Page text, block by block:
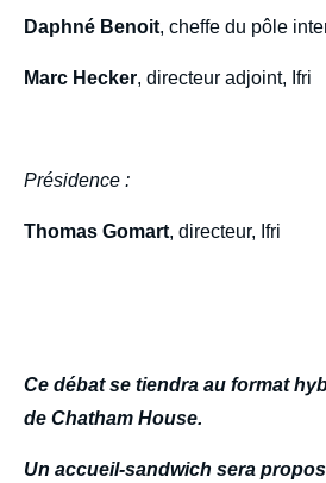
Daphné Benoit, cheffe du pôle
Marc Hecker, directeur adjoint, Ifri
Présidence :
Thomas Gomart, directeur, Ifri
Ce débat se tiendra au format
de Chatham House.
Un accueil-sandwich sera